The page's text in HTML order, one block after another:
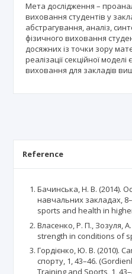
Мета дослідження –
виховання студентів у
абстрагування, аналіз,
фізичного виховання
досяжних із точки зору
реалізації секційної
виховання для закладів
Reference
Бачинська, Н. В. (2014).
навчальних закладах,
sports and health in
Власенко, Р. П., Зозуля,
strength in conditions of
Гордієнко, Ю. В. (2010).
спорту, 1, 43–46.
Training and Sports, 1,